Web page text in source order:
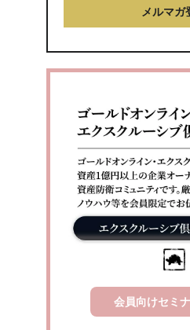
メルマガ
会員向けセミ